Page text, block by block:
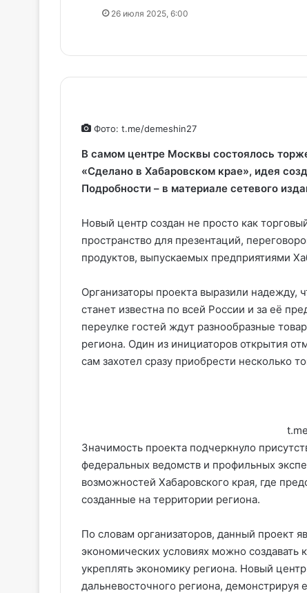
26 июля 2025, 6:00
Фото: t.me/demeshin27
В самом центре Москвы состоялось
«Сделано в Хабаровском крае», идея
Подробности – в материале сетевого
Новый центр создан не просто как
пространство для презентаций,
продуктов, выпускаемых предприятиями
Организаторы проекта выразили надежду,
станет известна по всей России и за её
переулке гостей ждут разнообразные
региона. Один из инициаторов открытия
сам захотел сразу приобрести несколько
Значимость проекта подчеркнуло
федеральных ведомств и профильных
возможностей Хабаровского края, где
созданные на территории региона.
По словам организаторов, данный проект
экономических условиях можно создавать
укреплять экономику региона. Новый
дальневосточного региона,